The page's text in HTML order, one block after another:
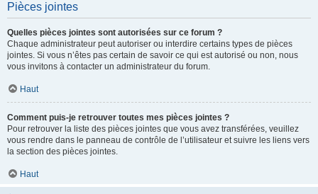
Pièces jointes
Quelles pièces jointes sont autorisées sur ce forum ?
Chaque administrateur peut autoriser ou interdire certains types de pièces
jointes. Si vous n’êtes pas certain de savoir ce qui est autorisé ou non, nous
vous invitons à contacter un administrateur du forum.
Haut
Comment puis-je retrouver toutes mes pièces jointes ?
Pour retrouver la liste des pièces jointes que vous avez transférées, veuillez
vous rendre dans le panneau de contrôle de l’utilisateur et suivre les liens vers
la section des pièces jointes.
Haut